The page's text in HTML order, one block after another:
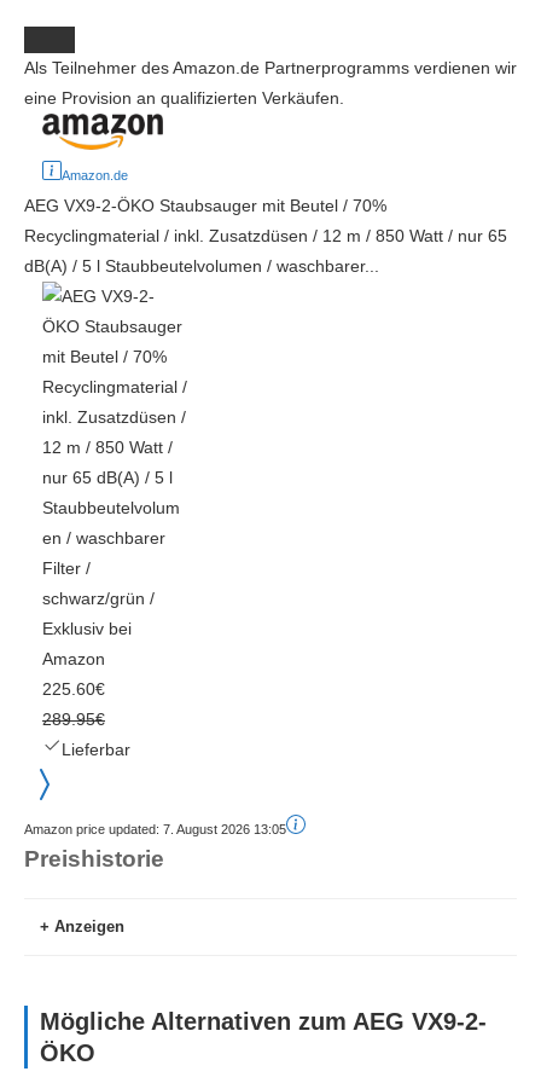
Als Teilnehmer des Amazon.de Partnerprogramms verdienen wir
eine Provision an qualifizierten Verkäufen.
Amazon.de
AEG VX9-2-ÖKO Staubsauger mit Beutel / 70%
Recyclingmaterial / inkl. Zusatzdüsen / 12 m / 850 Watt / nur 65
dB(A) / 5 l Staubbeutelvolumen / waschbarer...
225.60€
289.95€
Lieferbar
Amazon price updated: 7. August 2026 13:05
Preishistorie
Anzeigen
Mögliche Alternativen zum AEG VX9-2-
ÖKO